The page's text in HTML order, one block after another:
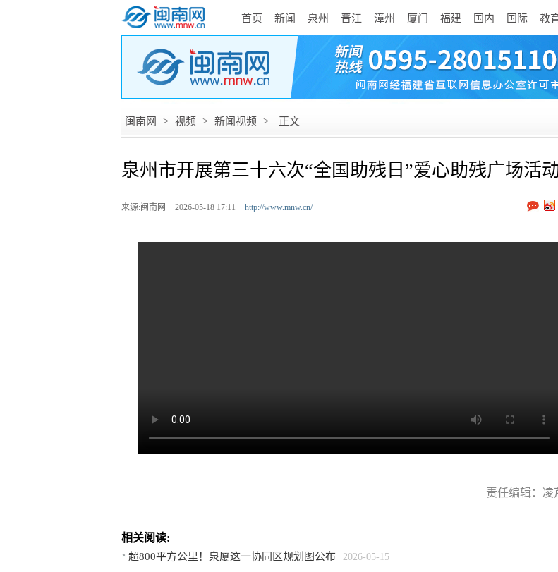
首页 新闻 泉州 晋江 漳州 厦门 福建 国内 国际 教
闽南网 > 视频 > 新闻视频 > 正文
泉州市开展第三十六次“全国助残日”爱心助残广场活
来源:闽南网 2026-05-18 17:11 http://www.mnw.cn/
责任编辑：凌
相关阅读:
超800平方公里！泉厦这一协同区规划图公布 2026-05-15